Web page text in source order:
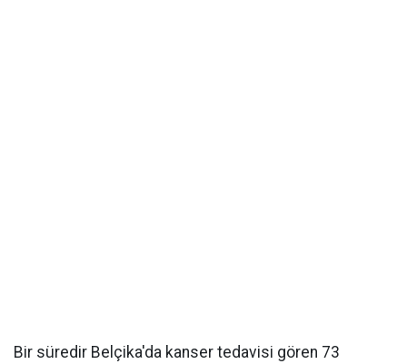
Bir süredir Belçika'da kanser tedavisi gören 73